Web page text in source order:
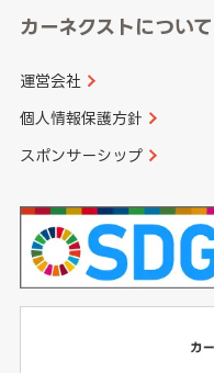
カーネクストについて
運営会社
個人情報保護方針
スポンサーシップ